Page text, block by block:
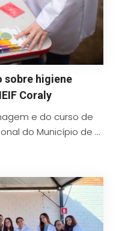
sobre higiene
Coraly
e do curso de
do Município de ...